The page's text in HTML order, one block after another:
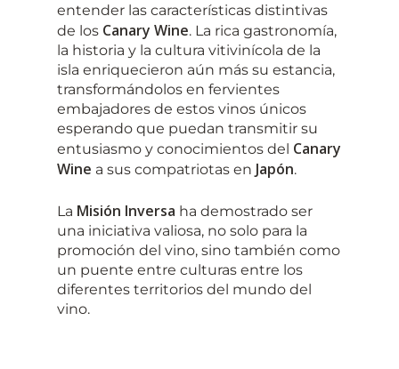
entender las características distintivas
de los Canary Wine. La rica gastronomía,
la historia y la cultura vitivinícola de la
isla enriquecieron aún más su estancia,
transformándolos en fervientes
embajadores de estos vinos únicos
esperando que puedan transmitir su
entusiasmo y conocimientos del Canary
Wine a sus compatriotas en Japón.
La Misión Inversa ha demostrado ser
una iniciativa valiosa, no solo para la
promoción del vino, sino también como
un puente entre culturas entre los
diferentes territorios del mundo del
vino.